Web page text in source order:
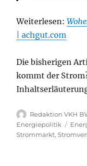
Weiterlesen:
| achgut.com
Die bisherigen
kommt der
Autor
Redaktion VKH
Energiepolitik
Strommarkt,